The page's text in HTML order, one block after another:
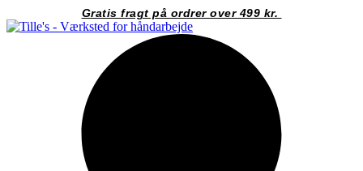
til
Gratis fragt på ordrer over 499 kr.